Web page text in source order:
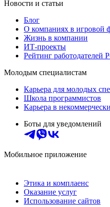
Новости и статьи
Блог
О компаниях в игровой
Жизнь в компании
ИТ-проекты
Рейтинг работодателей
Молодым специалистам
Карьера для молодых
Школа программистов
Карьера в
Боты для уведомлений
Мобильное приложение
Этика и комплаенс
Оказание услуг
Использование сайтов